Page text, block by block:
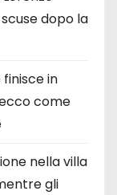
dopo la
in
come
nella villa
gli